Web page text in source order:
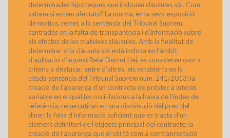
determinades hipoteques que inclouen clàusules sòl. Com
sabem si estem afectats? La norma, en la seva exposició
de motius, remet a la sentència del Tribunal Suprem,
centrades en la falta de transparència i d’informació sobre
els efectes de les mateixes clàusules. Amb la finalitat de
determinar si la clàusula sòl està inclosa en l’àmbit
d’aplicació d’aquest Reial Decret Llei, es consideren com a
criteris a destacar, entre d’altres, els establerts en la
citada sentència del Tribunal Suprem núm. 241/2013: la
creació de l’aparença d’un contracte de préstec a interès
variable en el qual les oscil·lacions a la baixa de l’índex de
referència, repercutiran en una disminució del preu del
diner; la falta d’informació suficient que es tracta d’un
element definitori de l’objecte principal del contracte; la
creació de l’aparença que el sòl té com a contraprestació